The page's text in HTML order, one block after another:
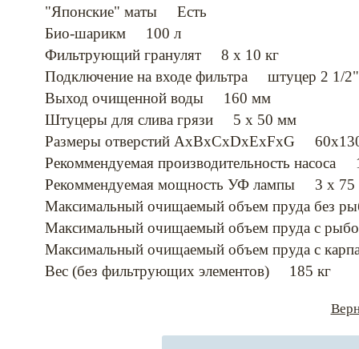
"Японские" маты Есть
Био-шарикм 100 л
Фильтрующий гранулят 8 х 10 кг
Подключение на входе фильтра штуцер 2 1/
Выход очищенной воды 160 мм
Штуцеры для слива грязи 5 х 50 мм
Размеры отверстий AxBxCxDxExFxG
Рекоммендуемая производительность насоса
Рекоммендуемая мощность УФ лампы 3 х 75
Максимальный очищаемый объем пруда без
Максимальный очищаемый объем пруда с
Максимальный очищаемый объем пруда с
Вес (без фильтрующих элементов) 185 кг